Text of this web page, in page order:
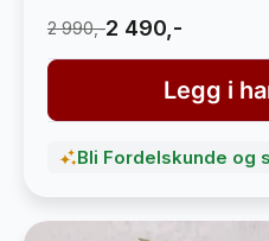
2 990,-2 490,-
Legg i
Bli Fordelskunde og